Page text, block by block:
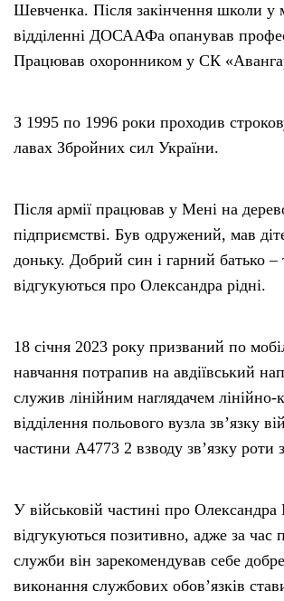
Шевченка. Після закінчення школи у
відділенні ДОСААФа опанував
Працював охоронником у СК
З 1995 по 1996 роки проходив
лавах Збройних сил України.
Після армії працював у Мені на
підприємстві. Був одружений, мав
доньку. Добрий син і гарний батько –
відгукуються про Олександра рідні.
18 січня 2023 року призваний по
навчання потрапив на авдіївський
служив лінійним наглядачем лінійно-
відділення польового вузла зв’язку
частини А4773 2 взводу зв’язку роти
У військовій частині про
відгукуються позитивно, адже за час
служби він зарекомендував себе
виконання службових обов’язків